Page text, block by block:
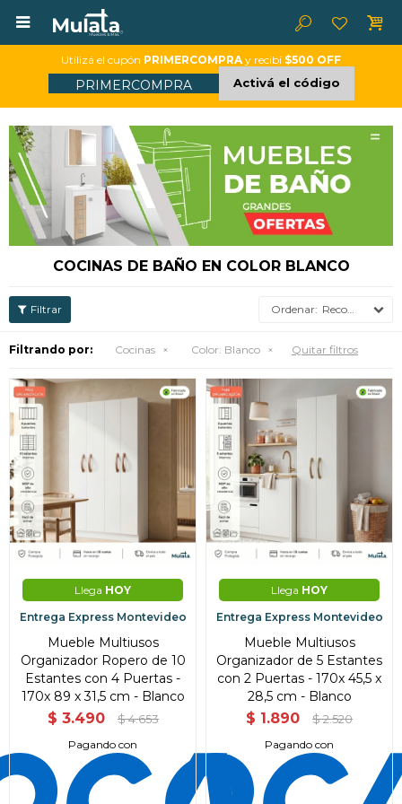

Utilizá el cupón PRIMERCOMPRA y recibí $500 OFF
PRIMERCOMPRA Activá el código
COCINAS DE BAÑO EN COLOR BLANCO
Recomendados
Filtrando por: Cocinas Color: Blanco Quitar filtros
Llega HOY
Entrega Express Montevideo
Mueble Multiusos
Organizador Ropero de 10
Estantes con 4 Puertas -
170x 89 x 31,5 cm - Blanco
$ 3.490 $ 4.653
Pagando con
Llega HOY
Entrega Express Montevideo
Mueble Multiusos
Organizador de 5 Estantes
con 2 Puertas - 170x 45,5 x
28,5 cm - Blanco
$ 1.890 $ 2.520
Pagando con